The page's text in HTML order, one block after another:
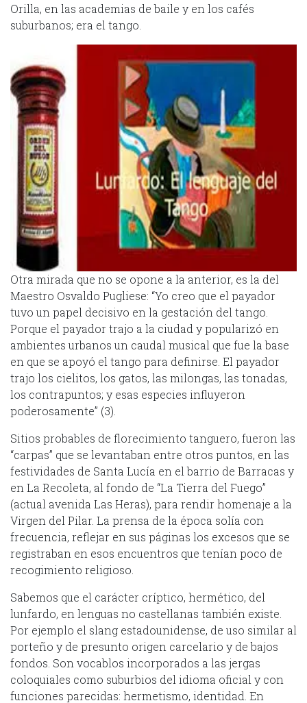
Orilla, en las academias de baile y en los cafés
suburbanos; era el tango.
Otra mirada que no se opone a la anterior, es la del
Maestro Osvaldo Pugliese: “Yo creo que el payador
tuvo un papel decisivo en la gestación del tango.
Porque el payador trajo a la ciudad y popularizó en
ambientes urbanos un caudal musical que fue la base
en que se apoyó el tango para definirse. El payador
trajo los cielitos, los gatos, las milongas, las tonadas,
los contrapuntos; y esas especies influyeron
poderosamente” (3).
Sitios probables de florecimiento tanguero, fueron las
“carpas” que se levantaban entre otros puntos, en las
festividades de Santa Lucía en el barrio de Barracas y
en La Recoleta, al fondo de “La Tierra del Fuego”
(actual avenida Las Heras), para rendir homenaje a la
Virgen del Pilar. La prensa de la época solía con
frecuencia, reflejar en sus páginas los excesos que se
registraban en esos encuentros que tenían poco de
recogimiento religioso.
Sabemos que el carácter críptico, hermético, del
lunfardo, en lenguas no castellanas también existe.
Por ejemplo el slang estadounidense, de uso similar al
porteño y de presunto origen carcelario y de bajos
fondos. Son vocablos incorporados a las jergas
coloquiales como suburbios del idioma oficial y con
funciones parecidas: hermetismo, identidad. En